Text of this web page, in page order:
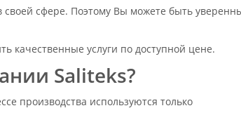
сфере. Поэтому Вы можете быть
качественные услуги по доступной цене.
Saliteks?
производства используются только